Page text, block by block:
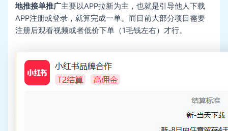
地推接单推广主要以APP拉新为主，也就是引导他人下载
APP注册或登录，就算完成一单。而目前大部分项目需要
注册后观看视频或者低价下单（1毛钱左右）才行。